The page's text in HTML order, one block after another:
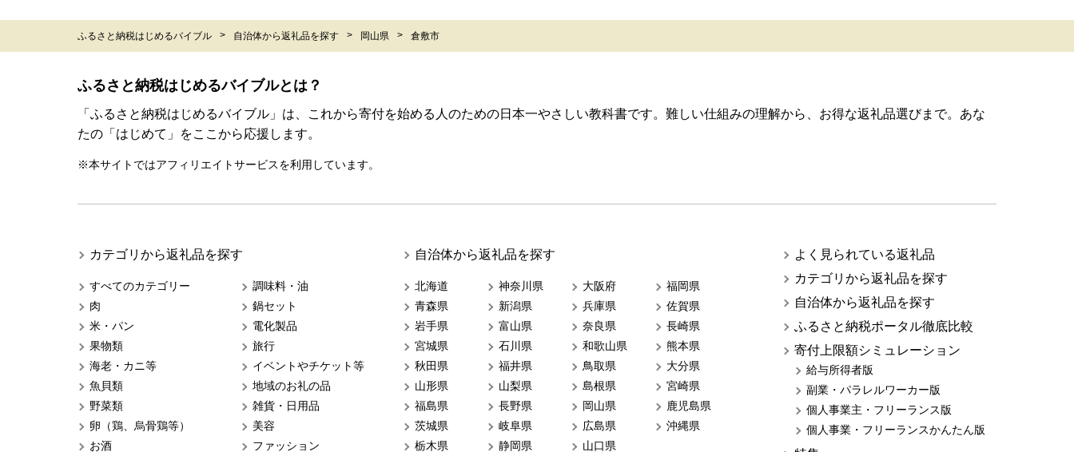
ふるさと納税はじめるバイブル 自治体から返礼品を探す 岡山県 倉敷市
ふるさと納税はじめるバイブルとは？
「ふるさと納税はじめるバイブル」は、これから寄付を始める人のための日本一やさしい教科書です。難しい仕組みの理解から、お得な返礼品選びまで。あな
たの「はじめて」をここから応援します。
※本サイトではアフィリエイトサービスを利用しています。
カテゴリから返礼品を探す
すべてのカテゴリー
肉
米・パン
果物類
海老・カニ等
魚貝類
野菜類
卵（鶏、烏骨鶏等）
お酒
調味料・油
鍋セット
電化製品
旅行
イベントやチケット等
地域のお礼の品
雑貨・日用品
美容
ファッション
自治体から返礼品を探す
北海道
青森県
岩手県
宮城県
秋田県
山形県
福島県
茨城県
栃木県
神奈川県
新潟県
富山県
石川県
福井県
山梨県
長野県
岐阜県
静岡県
大阪府
兵庫県
奈良県
和歌山県
鳥取県
島根県
岡山県
広島県
山口県
福岡県
佐賀県
長崎県
熊本県
大分県
宮崎県
鹿児島県
沖縄県
よく見られている返礼品
カテゴリから返礼品を探す
自治体から返礼品を探す
ふるさと納税ポータル徹底比較
寄付上限額シミュレーション
給与所得者版
副業・パラレルワーカー版
個人事業主・フリーランス版
個人事業・フリーランスかんたん版